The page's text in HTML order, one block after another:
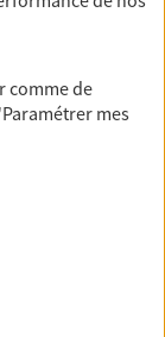
celles de
santé qui
comme de
mes